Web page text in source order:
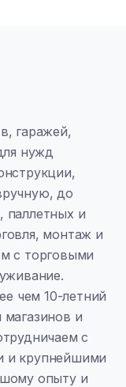
гаражей,
нужд
до
паллетных и
монтаж и
с торговыми
чем 10-летний
магазинов и
с
и крупнейшими
опыту и